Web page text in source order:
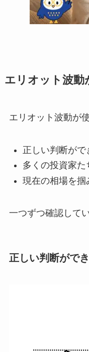
エリオット波動
エリオット波動が
正しい判断がで
多くの投資家た
現在の相場を掴
一つずつ確認して
正しい判断がで